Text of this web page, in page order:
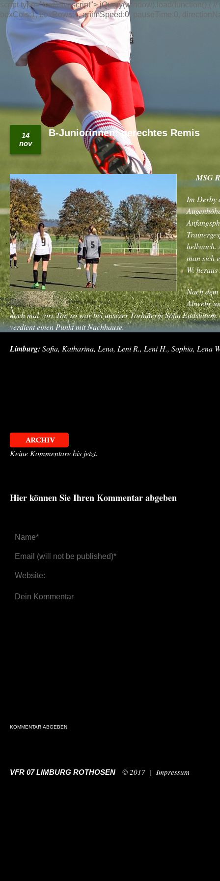
script type="text/javascript"> jQuery(window).load(function() {
boxCols:1, boxRows:1, animSpeed:0, pauseTime:0,
14
nov
B-Juniorinnen: gerechtes Remis
MSG
Im Derby
hellwach.
man sich
W.
Nach
Abwehr
doch mal vors Tor, so war bei unserer Torhüterin Sofia
verdient einen Punkt mit Nachhause.
Limburg: Sofia, Katharina, Lena, Leni R., Leni H., Sophia, Lena
Keine Kommentare bis jetzt.
Hier können Sie Ihren Kommentar abgeben
VFR 07 LIMBURG ROTHOSEN © 2017 | Impressum